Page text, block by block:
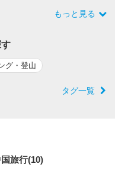
もっと見る
グ・登山
タグ一覧
旅行(10)